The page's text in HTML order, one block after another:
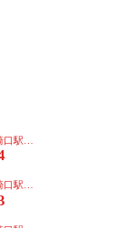
東岡]
東岡]
駅経由 三崎東岡]
駅経由 三崎東岡]